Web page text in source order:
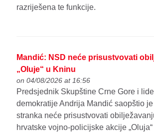
razriješena te funkcije.
Mandić: NSD neće prisustvovati
„Oluje“ u Kninu
on 04/08/2026 at 16:56
Predsjednik Skupštine Crne Gore i
demokratije Andrija Mandić saopštio
stranka neće prisustvovati
hrvatske vojno-policijske akcije